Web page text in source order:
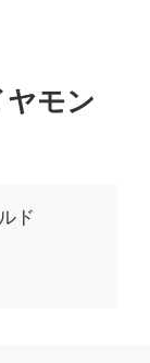
モン
ド